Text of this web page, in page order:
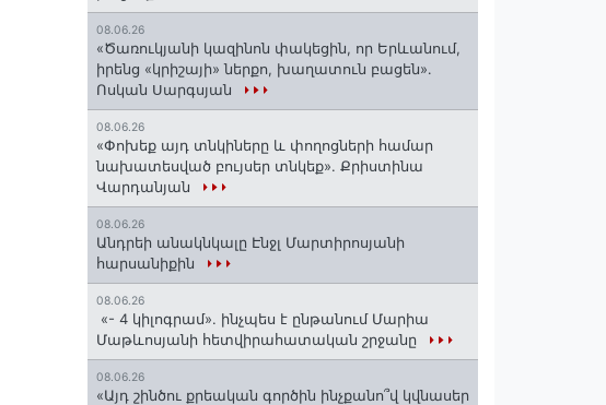
08.06.26
«Ծառուկյանի կազինոն փակեցին, որ Երևանում,
իրենց «կրիշայի» ներքո, խաղատուն բացեն»․
Ոսկան Սարգսյան
08.06.26
«Փոխեք այդ տնկիները և փողոցների համար
նախատեսված բույսեր տնկեք». Քրիստինա
Վարդանյան
08.06.26
Անդրեի անակնկալը Էնջլ Մարտիրոսյանի
հարսանիքին
08.06.26
«- 4 կիլոգրամ». ինչպես է ընթանում Մարիա
Մաթևոսյանի հետվիրահատական շրջանը
08.06.26
«Այդ շինծու քրեական գործին ինչքանո՞վ կվնասեր